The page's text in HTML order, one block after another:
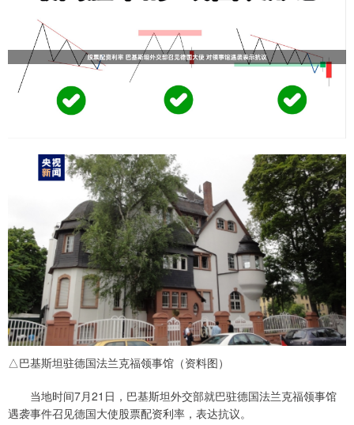
△巴基斯坦驻德国法兰克福领事馆（资料图）
当地时间7月21日，巴基斯坦外交部就巴驻德国法兰克福领事馆
遇袭事件召见德国大使股票配资利率，表达抗议。